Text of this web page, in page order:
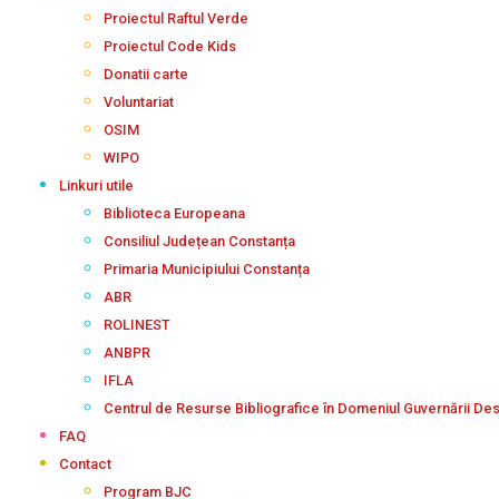
Proiectul Raftul Verde
Proiectul Code Kids
Donatii carte
Voluntariat
OSIM
WIPO
Linkuri utile
Biblioteca Europeana
Consiliul Județean Constanța
Primaria Municipiului Constanța
ABR
ROLINEST
ANBPR
IFLA
Centrul de Resurse Bibliografice în Domeniul Guvernării
FAQ
Contact
Program BJC